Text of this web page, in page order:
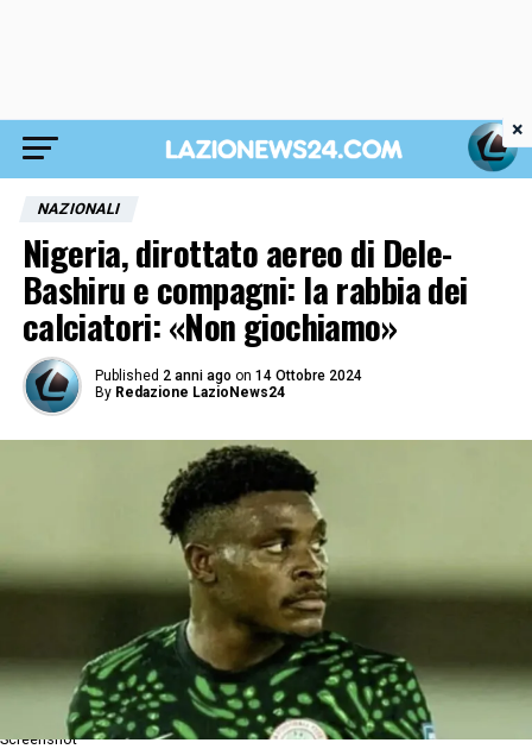
NAZIONALI
Nigeria, dirottato aereo di Dele-
Bashiru e compagni: la rabbia dei
calciatori: «Non giochiamo»
Published 2 anni ago on 14 Ottobre 2024
By Redazione LazioNews24
Screenshot
×